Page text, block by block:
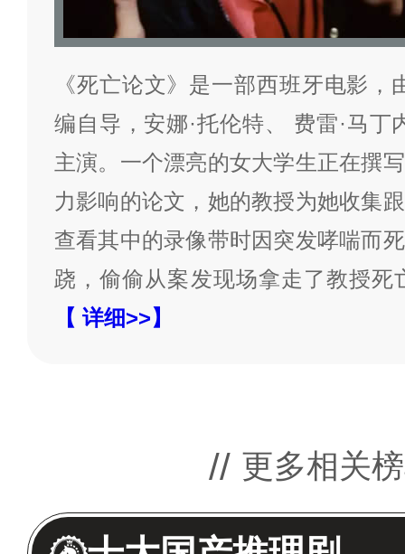
《死亡论文》是一部西班牙电影，
编自导，安娜·托伦特、 费雷·马丁
主演。一个漂亮的女大学生正在撰
力影响的论文，她的教授为她收集
查看其中的录像带时因突发哮喘而
跷，偷偷从案发现场拿走了教授死
【 详细>>】
更多相关